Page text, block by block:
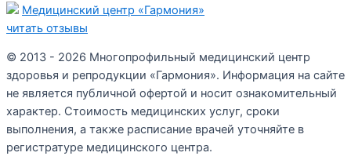
Медицинский центр «Гармония»
читать отзывы
© 2013 - 2026 Многопрофильный медицинский центр
здоровья и репродукции «Гармония». Информация на сайте
не является публичной офертой и носит ознакомительный
характер. Стоимость медицинских услуг, сроки
выполнения, а также расписание врачей уточняйте в
регистратуре медицинского центра.